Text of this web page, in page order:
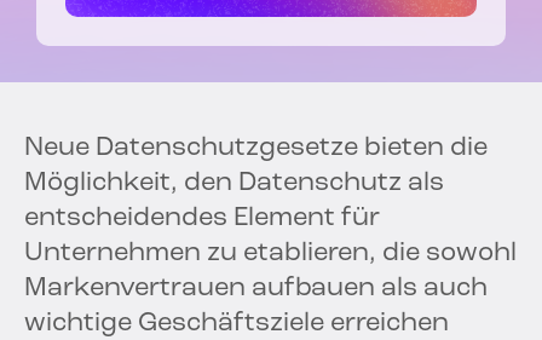
Neue Datenschutzgesetze bieten die
Möglichkeit, den Datenschutz als
entscheidendes Element für
Unternehmen zu etablieren, die sowohl
Markenvertrauen aufbauen als auch
wichtige Geschäftsziele erreichen